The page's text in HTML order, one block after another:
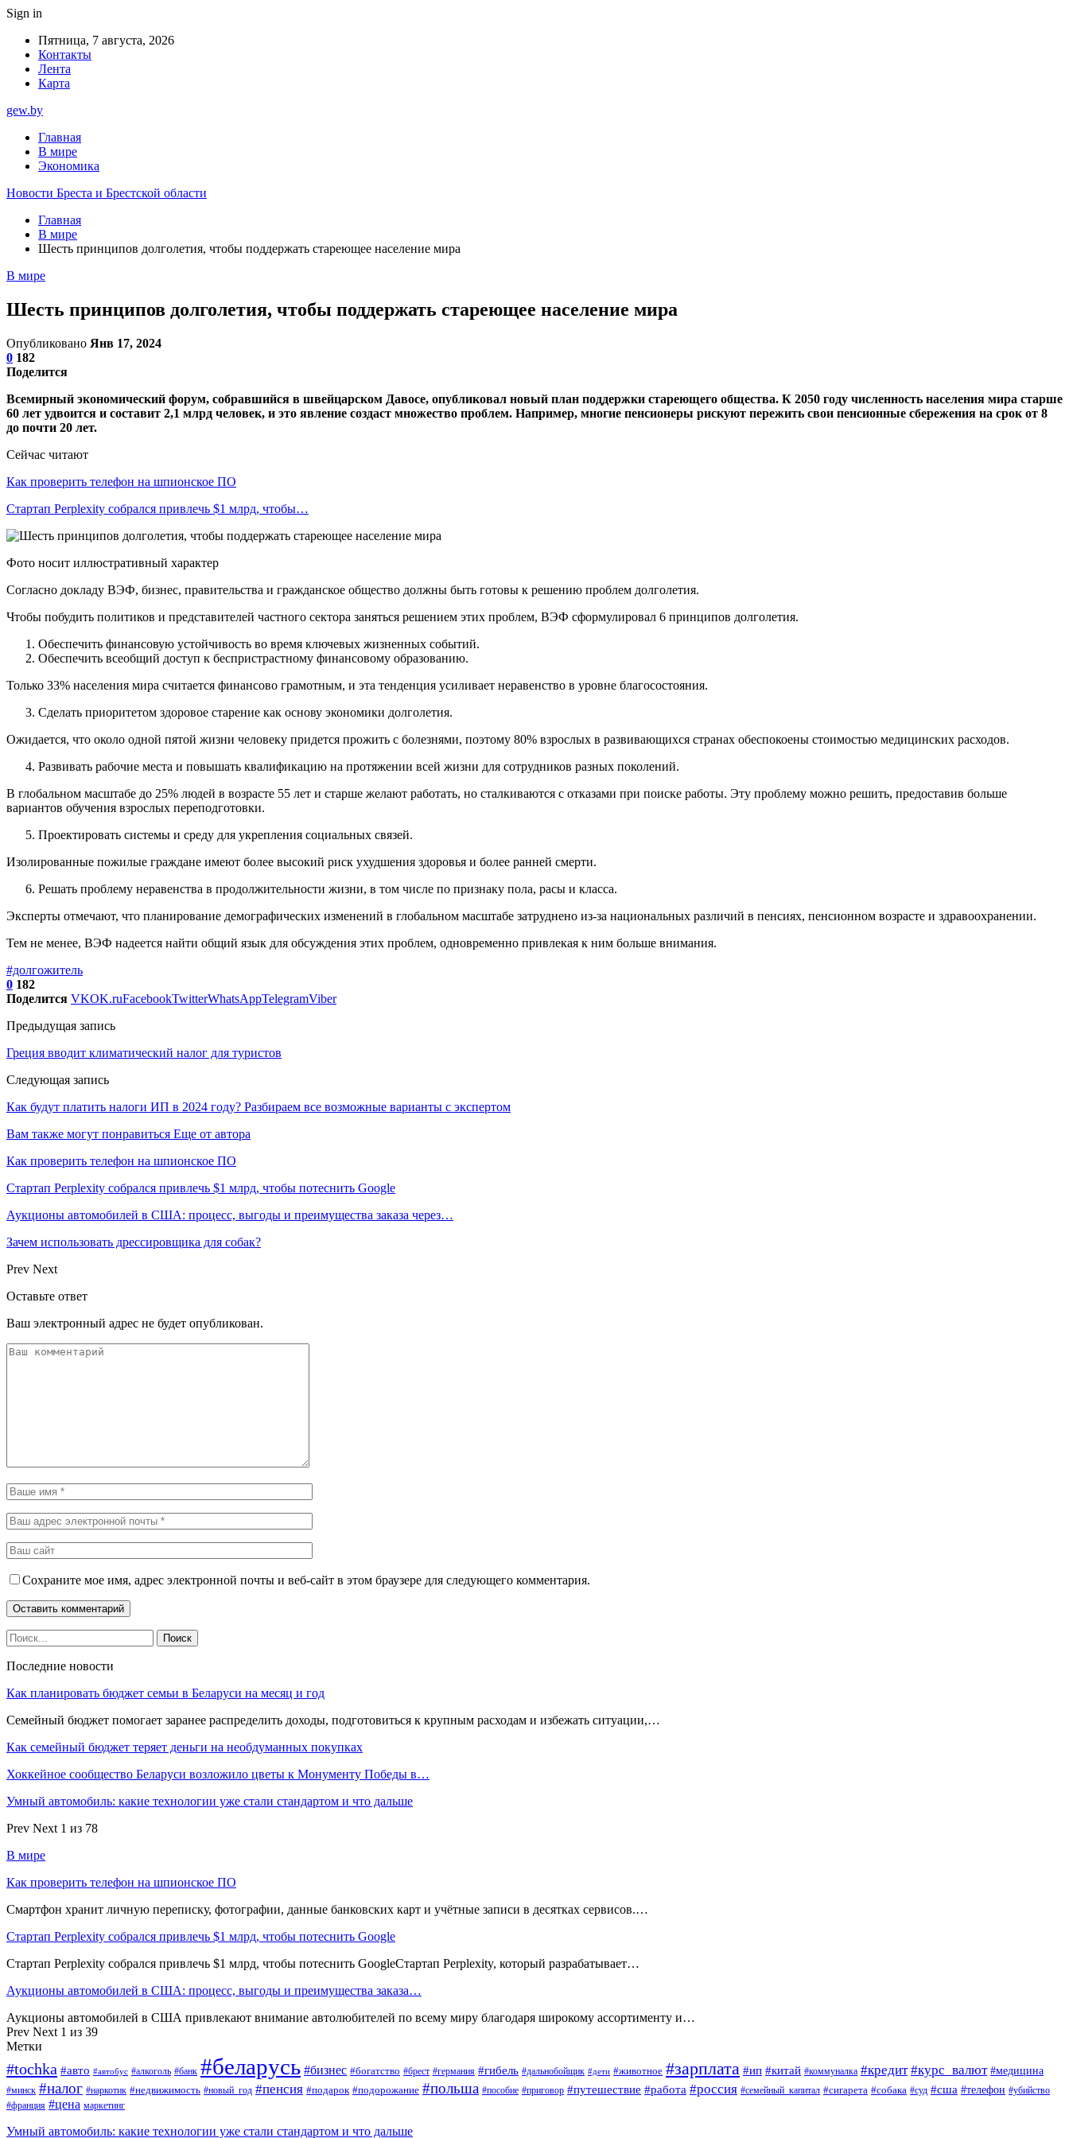
Sign in
Пятница, 7 августа, 2026
Контакты
Лента
Карта
gew.by
Главная
В мире
Экономика
Новости Бреста и Брестской области
Главная
В мире
Шесть принципов долголетия, чтобы поддержать стареющее население мира
В мире
Шесть принципов долголетия, чтобы поддержать стареющее население мира
Опубликовано Янв 17, 2024
0 182
Поделится
Всемирный экономический форум, собравшийся в швейцарском Давосе, опубликовал новый план поддержки стареющего общества. К 2050 году численность населения мира старше
60 лет удвоится и составит 2,1 млрд человек, и это явление создаст множество проблем. Например, многие пенсионеры рискуют пережить свои пенсионные сбережения на срок от 8
до почти 20 лет.
Сейчас читают
Как проверить телефон на шпионское ПО
Стартап Perplexity собрался привлечь $1 млрд, чтобы…
Фото носит иллюстративный характер
Согласно докладу ВЭФ, бизнес, правительства и гражданское общество должны быть готовы к решению проблем долголетия.
Чтобы побудить политиков и представителей частного сектора заняться решением этих проблем, ВЭФ сформулировал 6 принципов долголетия.
Обеспечить финансовую устойчивость во время ключевых жизненных событий.
Обеспечить всеобщий доступ к беспристрастному финансовому образованию.
Только 33% населения мира считается финансово грамотным, и эта тенденция усиливает неравенство в уровне благосостояния.
Сделать приоритетом здоровое старение как основу экономики долголетия.
Ожидается, что около одной пятой жизни человеку придется прожить с болезнями, поэтому 80% взрослых в развивающихся странах обеспокоены стоимостью медицинских расходов.
Развивать рабочие места и повышать квалификацию на протяжении всей жизни для сотрудников разных поколений.
В глобальном масштабе до 25% людей в возрасте 55 лет и старше желают работать, но сталкиваются с отказами при поиске работы. Эту проблему можно решить, предоставив больше
вариантов обучения взрослых переподготовки.
Проектировать системы и среду для укрепления социальных связей.
Изолированные пожилые граждане имеют более высокий риск ухудшения здоровья и более ранней смерти.
Решать проблему неравенства в продолжительности жизни, в том числе по признаку пола, расы и класса.
Эксперты отмечают, что планирование демографических изменений в глобальном масштабе затруднено из-за национальных различий в пенсиях, пенсионном возрасте и здравоохранении.
Тем не менее, ВЭФ надеется найти общий язык для обсуждения этих проблем, одновременно привлекая к ним больше внимания.
#долгожитель
0 182
Поделится VKOK.ruFacebookTwitterWhatsAppTelegramViber
Предыдущая запись
Греция вводит климатический налог для туристов
Следующая запись
Как будут платить налоги ИП в 2024 году? Разбираем все возможные варианты с экспертом
Вам также могут понравиться Еще от автора
Как проверить телефон на шпионское ПО
Стартап Perplexity собрался привлечь $1 млрд, чтобы потеснить Google
Аукционы автомобилей в США: процесс, выгоды и преимущества заказа через…
Зачем использовать дрессировщика для собак?
Prev Next
Оставьте ответ
Ваш электронный адрес не будет опубликован.
Сохраните мое имя, адрес электронной почты и веб-сайт в этом браузере для следующего комментария.
Последние новости
Как планировать бюджет семьи в Беларуси на месяц и год
Семейный бюджет помогает заранее распределить доходы, подготовиться к крупным расходам и избежать ситуации,…
Как семейный бюджет теряет деньги на необдуманных покупках
Хоккейное сообщество Беларуси возложило цветы к Монументу Победы в…
Умный автомобиль: какие технологии уже стали стандартом и что дальше
Prev Next 1 из 78
В мире
Как проверить телефон на шпионское ПО
Смартфон хранит личную переписку, фотографии, данные банковских карт и учётные записи в десятках сервисов.…
Стартап Perplexity собрался привлечь $1 млрд, чтобы потеснить Google
Стартап Perplexity собрался привлечь $1 млрд, чтобы потеснить GoogleСтартап Perplexity, который разрабатывает…
Аукционы автомобилей в США: процесс, выгоды и преимущества заказа…
Аукционы автомобилей в США привлекают внимание автолюбителей по всему миру благодаря широкому ассортименту и…
Prev Next 1 из 39
Метки
#tochka #авто #автобус #алкоголь #банк #беларусь #бизнес #богатство #брест #германия #гибель #дальнобойщик #дети #животное #зарплата #ип #китай #коммуналка #кредит #курс_валют #медицина
#минск #налог #наркотик #недвижимость #новый_год #пенсия #подарок #подорожание #польша #пособие #приговор #путешествие #работа #россия #семейный_капитал #сигарета #собака #суд #сша #телефон #убийство
#франция #цена маркетинг
Умный автомобиль: какие технологии уже стали стандартом и что дальше